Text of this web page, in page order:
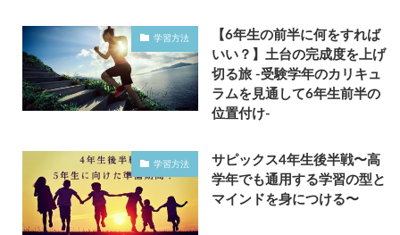
学習方法
【6年生の前半に何をすれば
いい？】土台の完成度を上げ
切る旅 -受験学年のカリキュ
ラムを見通して6年生前半の
位置付け-
学習方法
サピックス4年生後半戦〜高
学年でも通用する学習の型と
マインドを身につける〜